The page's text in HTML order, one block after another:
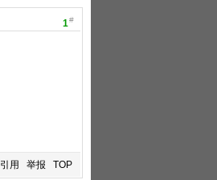
1#
引用 举报 TOP